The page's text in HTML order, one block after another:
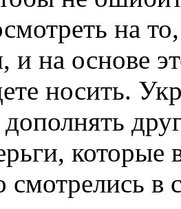
на
и на основе
носить.
которые
смотрелись в